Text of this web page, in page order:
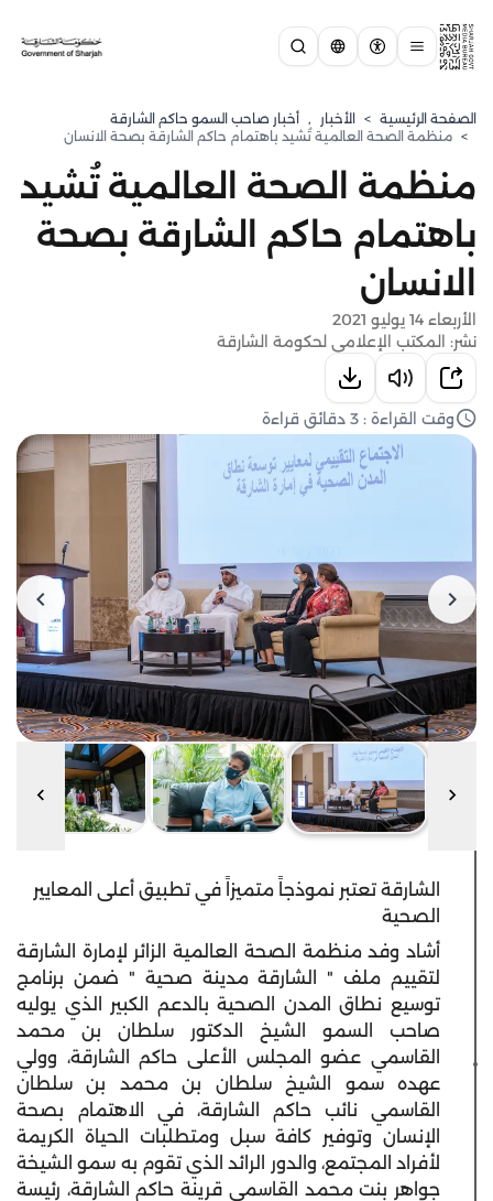
الصفحة الرئيسية > الأخبار , أخبار صاحب السمو حاكم الشارقة
> منظمة الصحة العالمية تُشيد باهتمام حاكم الشارقة بصحة الانسان
منظمة الصحة العالمية تُشيد
باهتمام حاكم الشارقة بصحة
الانسان
الأربعاء 14 يوليو 2021
نشر: المكتب الإعلامي لحكومة الشارقة
وقت القراءة : 3 دقائق قراءة
الشارقة تعتبر نموذجاً متميزاً في تطبيق أعلى المعايير
الصحية
أشاد وفد منظمة الصحة العالمية الزائر لإمارة الشارقة
لتقييم ملف " الشارقة مدينة صحية " ضمن برنامج
توسيع نطاق المدن الصحية بالدعم الكبير الذي يوليه
صاحب السمو الشيخ الدكتور سلطان بن محمد
القاسمي عضو المجلس الأعلى حاكم الشارقة، وولي
عهده سمو الشيخ سلطان بن محمد بن سلطان
القاسمي نائب حاكم الشارقة، في الاهتمام بصحة
الإنسان وتوفير كافة سبل ومتطلبات الحياة الكريمة
لأفراد المجتمع، والدور الرائد الذي تقوم به سمو الشيخة
جواهر بنت محمد القاسمي قرينة حاكم الشارقة، رئيسة